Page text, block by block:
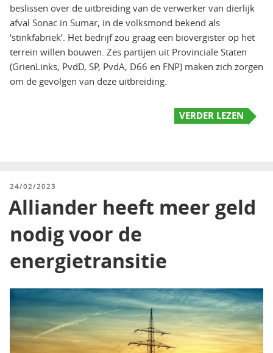
beslissen over de uitbreiding van de verwerker van dierlijk
afval Sonac in Sumar, in de volksmond bekend als
‘stinkfabriek’. Het bedrijf zou graag een biovergister op het
terrein willen bouwen. Zes partijen uit Provinciale Staten
(GrienLinks, PvdD, SP, PvdA, D66 en FNP) maken zich zorgen
om de gevolgen van deze uitbreiding.
VERDER LEZEN
GEPLAATST
24/02/2023
Alliander heeft meer geld
nodig voor de
energietransitie